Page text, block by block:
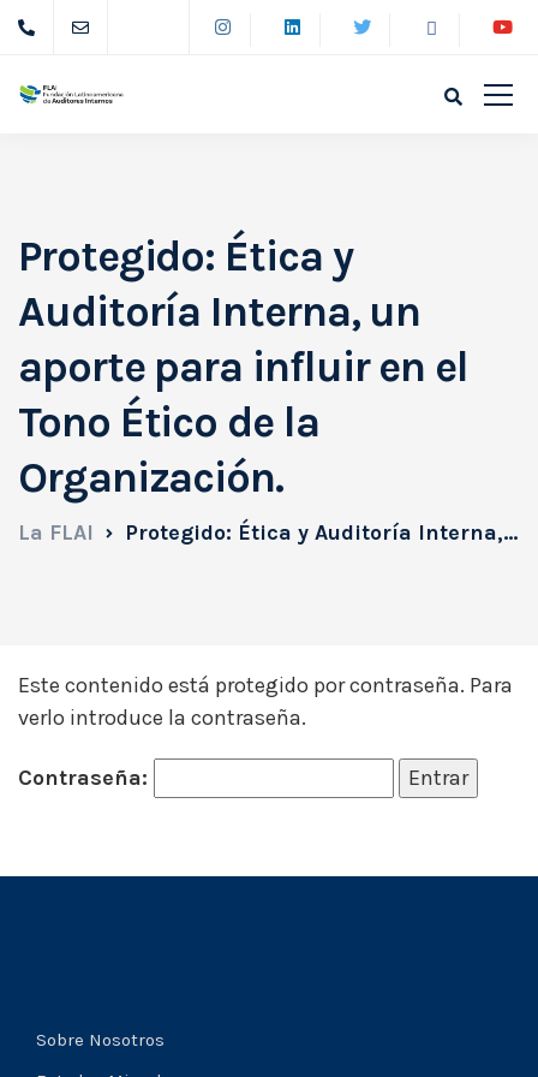
Protegido: Ética y
Auditoría Interna, un
aporte para influir en el
Tono Ético de la
Organización.
La FLAI Protegido: Ética y Auditoría Interna, un aporte para influir en el Tono Ético de la Organización.
Este contenido está protegido por contraseña. Para
verlo introduce la contraseña.
Contraseña:
Sobre Nosotros